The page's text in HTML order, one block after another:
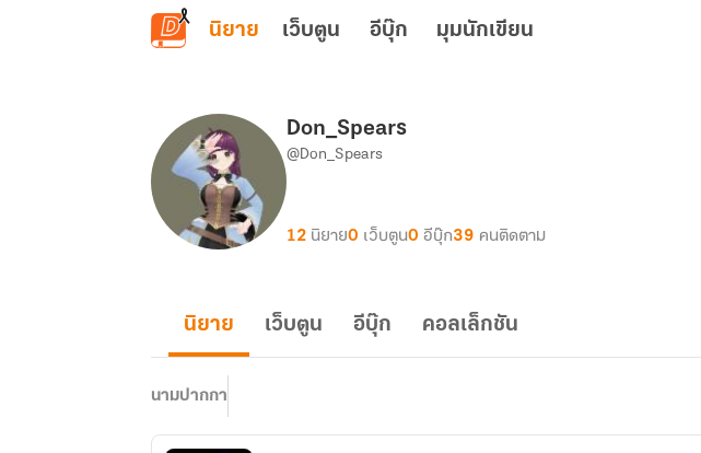
ข้ามไปยังเนื้อหาหลัก
นิยาย เว็บตูน อีบุ๊ก มุมนักเขียน
Don_Spears
@Don_Spears
12 นิยาย0 เว็บตูน0 อีบุ๊ก39 คนติดตาม
นิยาย เว็บตูน อีบุ๊ก คอลเล็กชัน
นามปากกา